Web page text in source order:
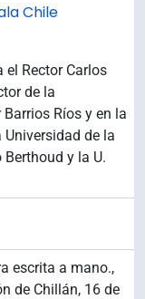
Chile
el Rector Carlos
de la
Ríos y en la
Universidad de la
y la U.
escrita a mano.,
de Chillán, 16 de